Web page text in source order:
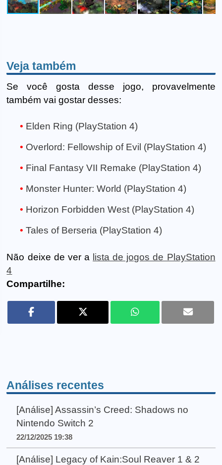
Veja também
Se você gosta desse jogo, provavelmente
também vai gostar desses:
Elden Ring (PlayStation 4)
Overlord: Fellowship of Evil (PlayStation 4)
Final Fantasy VII Remake (PlayStation 4)
Monster Hunter: World (PlayStation 4)
Horizon Forbidden West (PlayStation 4)
Tales of Berseria (PlayStation 4)
Não deixe de ver a lista de jogos de PlayStation
4
Compartilhe:
Análises recentes
[Análise] Assassin’s Creed: Shadows no
Nintendo Switch 2
22/12/2025 19:38
[Análise] Legacy of Kain:Soul Reaver 1 & 2